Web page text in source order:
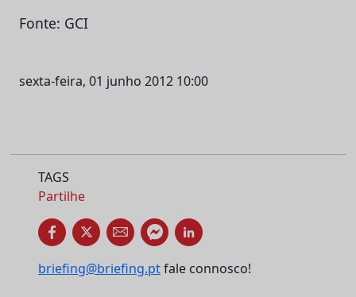
Fonte: GCI
sexta-feira, 01 junho 2012 10:00
TAGS
Partilhe
briefing@briefing.ptfale connosco!